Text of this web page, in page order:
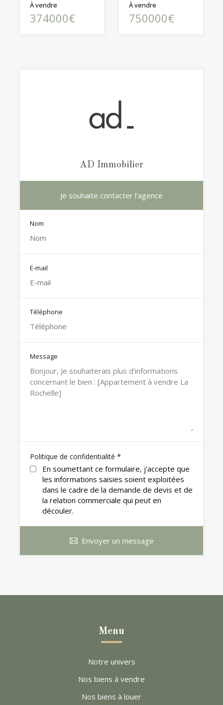
À vendre
374000€
À vendre
750000€
AD Immobilier
Je souhaite contacter l'agence
Nom
E-mail
Téléphone
Message
Politique de confidentialité *
En soumettant ce formulaire, j'accepte que
les informations saisies soient exploitées
dans le cadre de la demande de devis et de
la relation commerciale qui peut en
découler.
Envoyer un message
Menu
Notre univers
Nos biens à vendre
Nos biens à louer